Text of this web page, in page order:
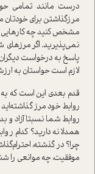
درست مانند تمامی
مرز‌گذاشتن برای خودتان
مشخص کنید چه کارهایی
نمی‌پذیرید. اگر مرزهای
پاسخ به درخواست
لازم است حواستان به
قدم بعدی این است که به
روابط خود مرز گذاشته‌اید
روابط شما نسبتا آزاد
همدلانه دارید؟ کدام
چرا؟ در گذشته،
موفقیت، چه موانعی را